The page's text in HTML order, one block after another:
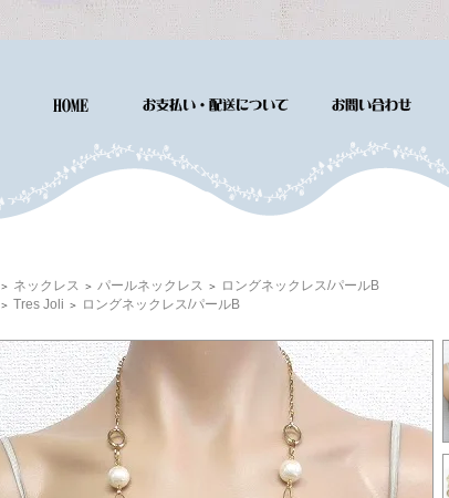
＞ ネックレス ＞ パールネックレス ＞
ロングネックレス/パールB
＞ Tres Joli ＞ ロングネックレス/パールB